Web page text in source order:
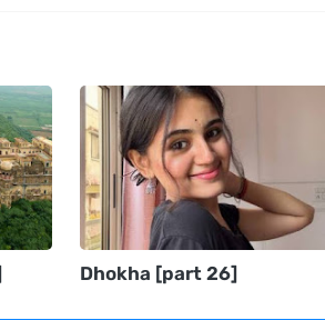
Dhokha [part 26]